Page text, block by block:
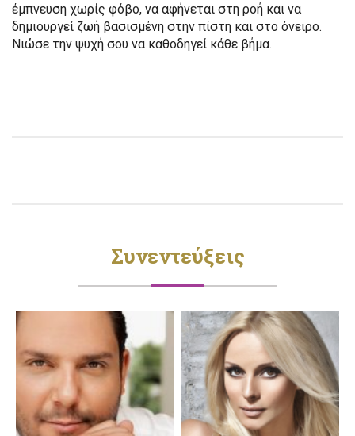
έμπνευση χωρίς φόβο, να αφήνεται στη ροή και να
δημιουργεί ζωή βασισμένη στην πίστη και στο όνειρο.
Νιώσε την ψυχή σου να καθοδηγεί κάθε βήμα.
Συνεντεύξεις